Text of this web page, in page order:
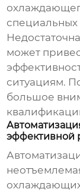
специальных
может
ситуациям.
большое
эффективной